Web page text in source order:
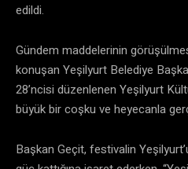
edildi.
Gündem maddelerinin
konuşan Yeşilyurt Belediye
28’ncisi düzenlenen Yeşilyurt
büyük bir coşku ve heyecanla
Başkan Geçit, festivalin